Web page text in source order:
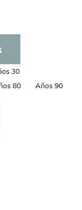
30
80 Años 90